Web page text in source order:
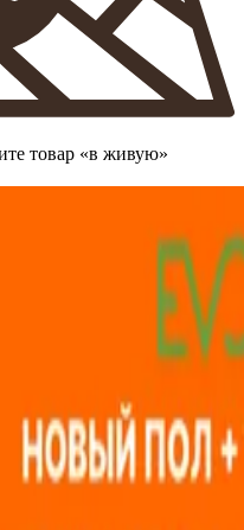
товар «в живую»